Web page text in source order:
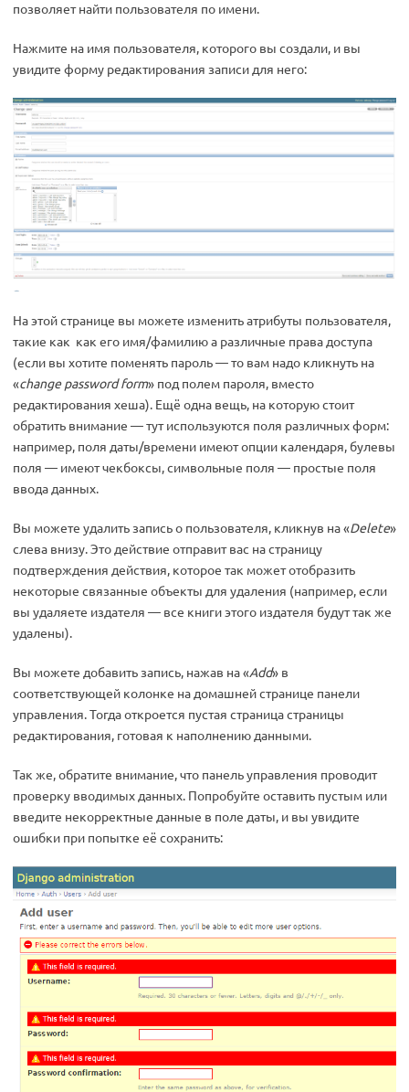
позволяет найти пользователя по имени.
Нажмите на имя пользователя, которого вы создали, и вы
увидите форму редактирования записи для него:
На этой странице вы можете изменить атрибуты пользователя,
такие как как его имя/фамилию а различные права доступа
(если вы хотите поменять пароль — то вам надо кликнуть на
«change password form» под полем пароля, вместо
редактирования хеша). Ещё одна вещь, на которую стоит
обратить внимание — тут используются поля различных форм:
например, поля даты/времени имеют опции календаря, булевы
поля — имеют чекбоксы, символьные поля — простые поля
ввода данных.
Вы можете удалить запись о пользователя, кликнув на «Delete»
слева внизу. Это действие отправит вас на страницу
подтверждения действия, которое так может отобразить
некоторые связанные объекты для удаления (например, если
вы удаляете издателя — все книги этого издателя будут так же
удалены).
Вы можете добавить запись, нажав на «Add» в
соответствующей колонке на домашней странице панели
управления. Тогда откроется пустая страница страницы
редактирования, готовая к наполнению данными.
Так же, обратите внимание, что панель управления проводит
проверку вводимых данных. Попробуйте оставить пустым или
введите некорректные данные в поле даты, и вы увидите
ошибки при попытке её сохранить: